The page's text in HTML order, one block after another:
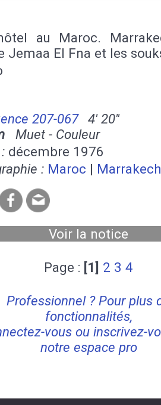
au Maroc.
Jemaa El Fna et les
207-067
4' 20''
Muet - Couleur
décembre 1976
: Maroc | Marrakech
Voir la notice
Page : [1] 2 3 4
Professionnel ? Pour plus
fonctionnalités,
vous ou inscrivez-
notre espace pro